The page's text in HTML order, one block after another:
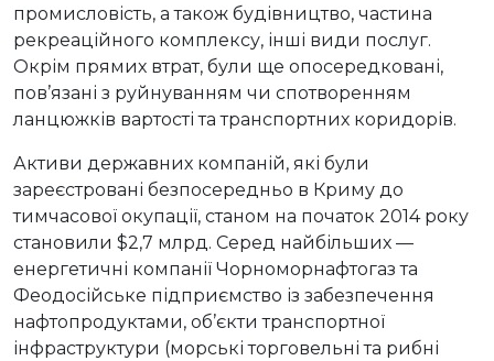
промисловість, а також будівництво, частина
рекреаційного комплексу, інші види послуг.
Окрім прямих втрат, були ще опосередковані,
пов’язані з руйнуванням чи спотворенням
ланцюжків вартості та транспортних коридорів.
Активи державних компаній, які були
зареєстровані безпосередньо в Криму до
тимчасової окупації, станом на початок 2014 року
становили $2,7 млрд. Серед найбільших —
енергетичні компанії Чорноморнафтогаз та
Феодосійське підприємство із забезпечення
нафтопродуктами, об’єкти транспортної
інфраструктури (морські торговельні та рибні